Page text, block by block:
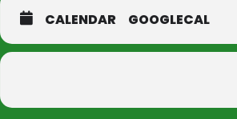
CALENDAR GOOGLECAL